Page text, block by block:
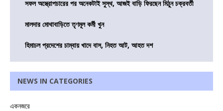
সফল অস্ত্রোপচারের পর অনেকটাই সুস্থ, আজই বাড়ি ফিরছেন মিঠুন চক্রবর্তী
মালদার মোথাবাড়িতে তৃণমূল কর্মী খুন
হিমাচল প্রদেশের চাম্বায় খাদে বাস, নিহত আট, আহত দশ
NEWS IN CATEGORIES
একনজরে